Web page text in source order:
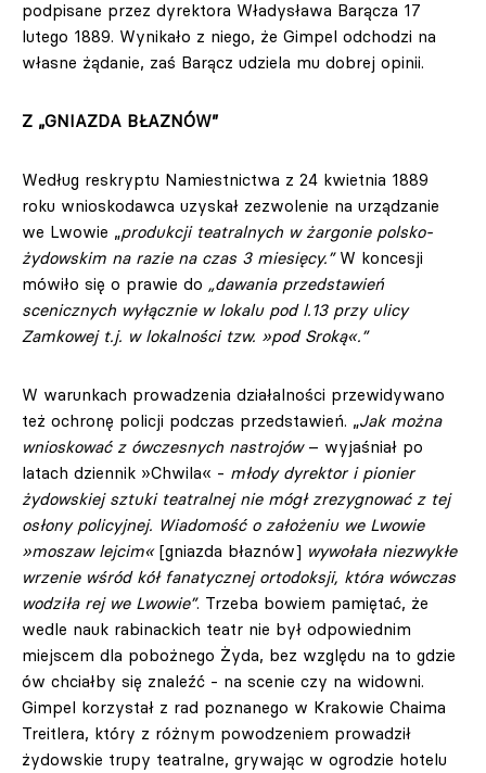
podpisane przez dyrektora Władysława Barącza 17
lutego 1889. Wynikało z niego, że Gimpel odchodzi na
własne żądanie, zaś Barącz udziela mu dobrej opinii.
Z „GNIAZDA BŁAZNÓW”
Według reskryptu Namiestnictwa z 24 kwietnia 1889
roku wnioskodawca uzyskał zezwolenie na urządzanie
we Lwowie „produkcji teatralnych w żargonie polsko-
żydowskim na razie na czas 3 miesięcy.”W koncesji
mówiło się o prawie do „dawania przedstawień
scenicznych wyłącznie w lokalu pod l.13 przy ulicy
Zamkowej t.j. w lokalności tzw. »pod Sroką«.”
W warunkach prowadzenia działalności przewidywano
też ochronę policji podczas przedstawień. „Jak można
wnioskować z ówczesnych nastrojów– wyjaśniał po
latach dziennik »Chwila« - młody dyrektor i pionier
żydowskiej sztuki teatralnej nie mógł zrezygnować z tej
osłony policyjnej. Wiadomość o założeniu we Lwowie
»moszaw lejcim«[gniazda błaznów] wywołała niezwykłe
wrzenie wśród kół fanatycznej ortodoksji, która wówczas
wodziła rej we Lwowie”. Trzeba bowiem pamiętać, że
wedle nauk rabinackich teatr nie był odpowiednim
miejscem dla pobożnego Żyda, bez względu na to gdzie
ów chciałby się znaleźć - na scenie czy na widowni.
Gimpel korzystał z rad poznanego w Krakowie Chaima
Treitlera, który z różnym powodzeniem prowadził
żydowskie trupy teatralne, grywając w ogrodzie hotelu